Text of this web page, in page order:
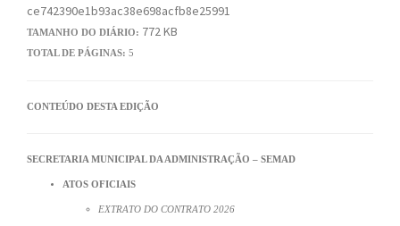
ce742390e1b93ac38e698acfb8e25991
TAMANHO DO DIÁRIO: 772 KB
TOTAL DE PÁGINAS: 5
CONTEÚDO DESTA EDIÇÃO
SECRETARIA MUNICIPAL DA ADMINISTRAÇÃO – SEMAD
ATOS OFICIAIS
EXTRATO DO CONTRATO 2026